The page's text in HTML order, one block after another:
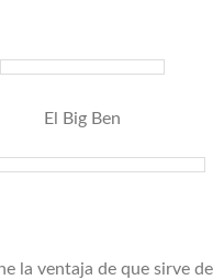
El Big Ben
la ventaja de que sirve